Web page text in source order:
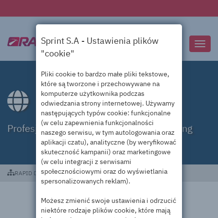
Domeny .engineering
Profesjonalna obsługa domen .engineering
RAPID DC Domeny .engineering
Sprint S.A - Ustawienia plików
"cookie"
Pliki cookie to bardzo małe pliki tekstowe,
które są tworzone i przechowywane na
komputerze użytkownika podczas
odwiedzania strony internetowej. Używamy
następujących typów cookie: funkcjonalne
(w celu zapewnienia funkcjonalności
naszego serwisu, w tym autologowania oraz
aplikacji czatu), analityczne (by weryfikować
skuteczność kampanii) oraz marketingowe
(w celu integracji z serwisami
społecznościowymi oraz do wyświetlania
spersonalizowanych reklam).
Możesz zmienić swoje ustawienia i odrzucić
niektóre rodzaje plików cookie, które mają